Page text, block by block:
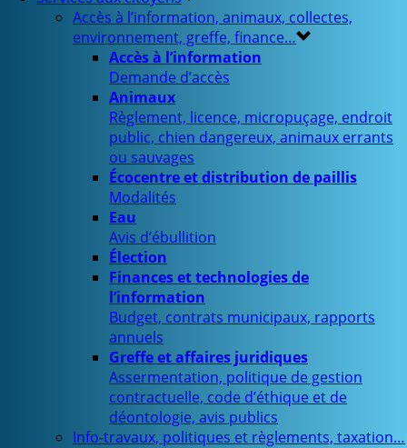
Accès à l’information, animaux, collectes,
environnement, greffe, finance…
Accès à l’information
Demande d’accès
Animaux
Règlement, licence, micropuçage, endroit
public, chien dangereux, animaux errants
ou sauvages
Écocentre et distribution de paillis
Modalités
Eau
Avis d’ébullition
Élection
Finances et technologies de
l’information
Budget, contrats municipaux, rapports
annuels
Greffe et affaires juridiques
Assermentation, politique de gestion
contractuelle, code d’éthique et de
déontologie, avis publics
Info-travaux, politiques et règlements, taxation…